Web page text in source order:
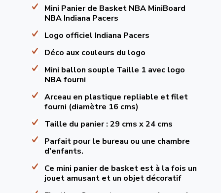
Mini Panier de Basket NBA MiniBoard
NBA Indiana Pacers
Logo officiel Indiana Pacers
Déco aux couleurs du logo
Mini ballon souple Taille 1 avec logo
NBA fourni
Arceau en plastique repliable et filet
fourni (diamètre 16 cms)
Taille du panier : 29 cms x 24 cms
Parfait pour le bureau ou une chambre
d'enfants.
Ce mini panier de basket est à la fois un
jouet amusant et un objet décoratif